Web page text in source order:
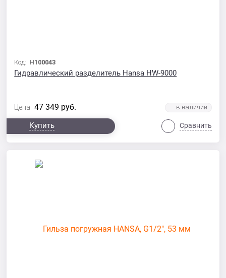
Код: H100043
Гидравлический разделитель Hansa HW-9000
Цена: 47 349 руб.
Купить Сравнить